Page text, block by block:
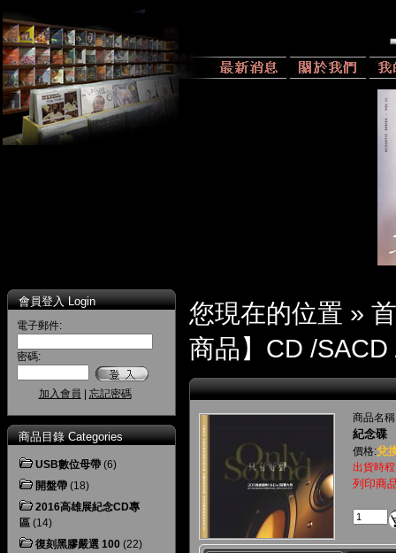
會員登入 Login
電子郵件:
密碼:
加入會員 忘記密碼
商品目錄 Categories
USB數位母帶 (6)
開盤帶 (18)
2016高雄展紀念CD專
區 (14)
復刻黑膠嚴選 100 (22)
您現在的位置 »
商品】CD /
商品名
紀念碟
價格:兌
出貨時
列印商